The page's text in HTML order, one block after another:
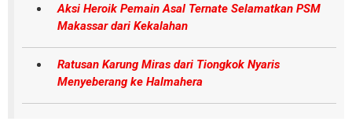
Aksi Heroik Pemain Asal Ternate Selamatkan PSM
Makassar dari Kekalahan
Ratusan Karung Miras dari Tiongkok Nyaris
Menyeberang ke Halmahera